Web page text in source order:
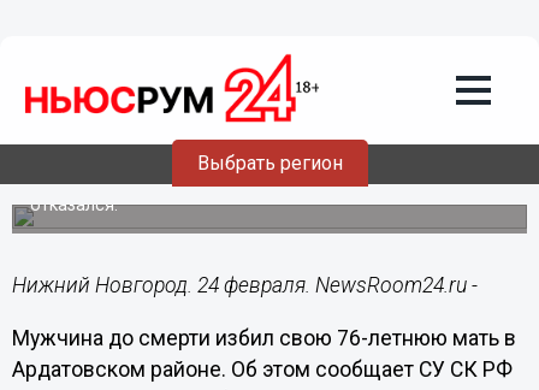
Выбрать регион
24.02.201611:02
Мужчина до смерти избил свою 76-
летнюю мать в Ардатовском районе
Подозреваемый задержан, от дачи показаний он
отказался.
Нижний Новгород. 24 февраля. NewsRoom24.ru -
Мужчина до смерти избил свою 76-летнюю мать в
Ардатовском районе. Об этом сообщает СУ СК РФ